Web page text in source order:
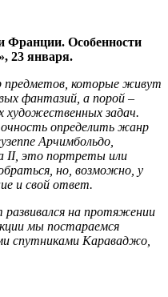
Особенности
23 января.
которые живут
фантазий, а порой –
художественных задач.
определить жанр
Арчимбольдо,
II, это портреты или
но, возможно, у
и свой ответ.
на протяжении
мы постараемся
спутниками Караваджо,